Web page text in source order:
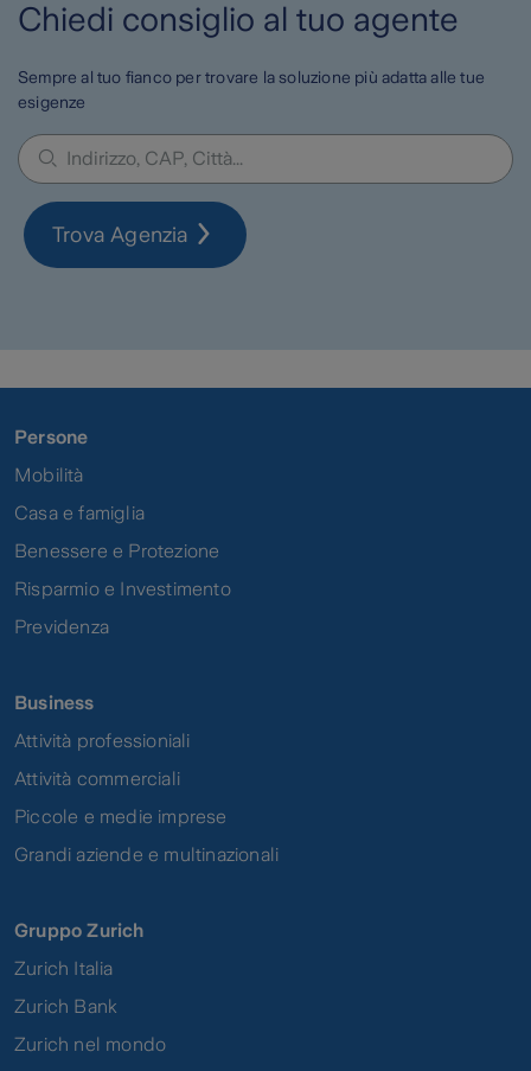
Chiedi consiglio al tuo agente
Sempre al tuo fianco per trovare la soluzione più adatta alle tue
esigenze
Trova Agenzia
Persone
Mobilità
Casa e famiglia
Benessere e Protezione
Risparmio e Investimento
Previdenza
Business
Attività professioniali
Attività commerciali
Piccole e medie imprese
Grandi aziende e multinazionali
Gruppo Zurich
Zurich Italia
Zurich Bank
Zurich nel mondo